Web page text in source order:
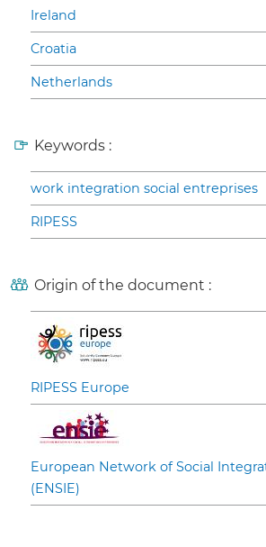
Ireland
Croatia
Netherlands
Keywords :
work integration social entreprises
RIPESS
Origin of the document :
RIPESS Europe
European Network of Social
(ENSIE)